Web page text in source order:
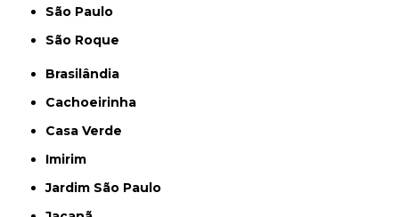
São Paulo
São Roque
Brasilândia
Cachoeirinha
Casa Verde
Imirim
Jardim São Paulo